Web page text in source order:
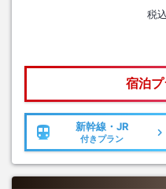
税込
宿泊
新幹線・JR
付きプラン